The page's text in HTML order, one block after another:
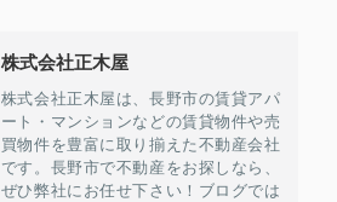
株式会社正木屋
株式会社正木屋は、長野市の賃貸アパ
ート・マンションなどの賃貸物件や売
買物件を豊富に取り揃えた不動産会社
です。長野市で不動産をお探しなら、
ぜひ弊社にお任せ下さい！ブログでは